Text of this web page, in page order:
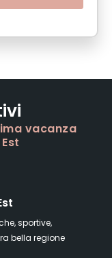
vacanza
sportive,
bella regione